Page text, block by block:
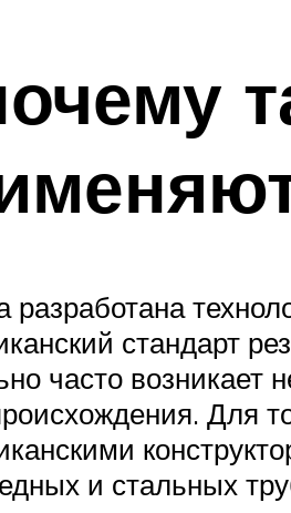
стандарт
часто возникает
Для
и стальных